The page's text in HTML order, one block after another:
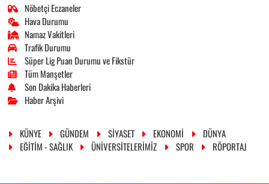
Nöbetçi Eczaneler
Hava Durumu
Namaz Vakitleri
Trafik Durumu
Süper Lig Puan Durumu ve Fikstür
Tüm Manşetler
Son Dakika Haberleri
Haber Arşivi
KÜNYE GÜNDEM SİYASET EKONOMİ
DÜNYA
EĞİTİM - SAĞLIK
ÜNİVERSİTELERİMİZ SPOR RÖPORTAJ